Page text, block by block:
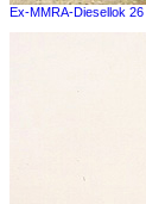
Ex-MMRA-Diesellok 26